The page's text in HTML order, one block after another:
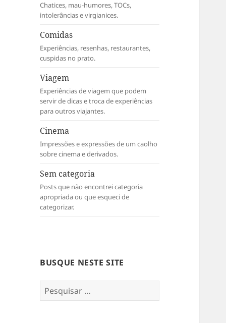
Chatices, mau-humores, TOCs,
intolerâncias e virgianices.
Comidas
Experiências, resenhas, restaurantes,
cuspidas no prato.
Viagem
Experiências de viagem que podem
servir de dicas e troca de experiências
para outros viajantes.
Cinema
Impressões e expressões de um caolho
sobre cinema e derivados.
Sem categoria
Posts que não encontrei categoria
apropriada ou que esqueci de
categorizar.
BUSQUE NESTE SITE
Pesquisar
por: